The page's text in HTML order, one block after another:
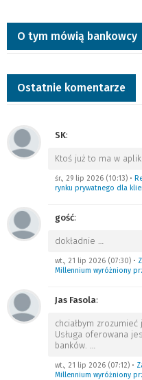
O tym mówią bankowcy
Ostatnie komentarze
SK:
Ktoś już to ma w
śr., 29 lip 2026 (10:13)•
rynku prywatnego dla
gość:
dokładnie …
wt., 21 lip 2026 (07:30)•
Millennium wyróżniony
Jas Fasola:
chciałbym
Usługa oferowana
banków. …
wt., 21 lip 2026 (07:12)•
Millennium wyróżniony